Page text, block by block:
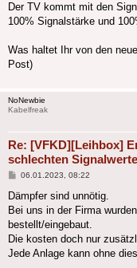
Der TV kommt mit den
100% Signalstärke und
Was haltet Ihr von den
Post)
NoNewbie
Kabelfreak
Re: [VFKD][Leihbox]
schlechten
Beitrag
06.01.2023, 08:22
Dämpfer sind unnötig.
Bei uns in der Firma
bestellt/eingebaut.
Die kosten doch nur
Jede Anlage kann ohne